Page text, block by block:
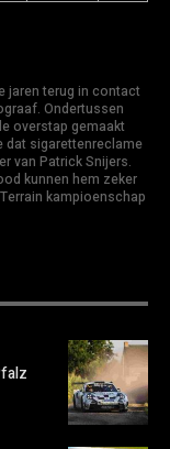
jaren terug in contact
Ondertussen
overstap gemaakt
dat sigarettenreclame
van Patrick Snijers.
kunnen hem zeker
kampioenschap